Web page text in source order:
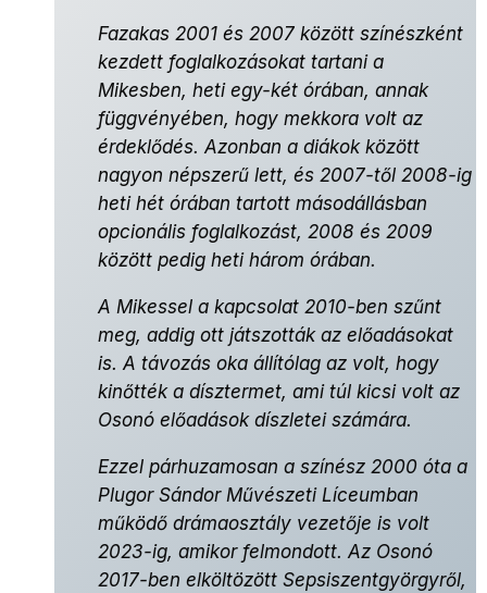
Fazakas 2001 és 2007 között színészként
kezdett foglalkozásokat tartani a
Mikesben, heti egy-két órában, annak
függvényében, hogy mekkora volt az
érdeklődés. Azonban a diákok között
nagyon népszerű lett, és 2007-től 2008-ig
heti hét órában tartott másodállásban
opcionális foglalkozást, 2008 és 2009
között pedig heti három órában.
A Mikessel a kapcsolat 2010-ben szűnt
meg, addig ott játszották az előadásokat
is. A távozás oka állítólag az volt, hogy
kinőtték a dísztermet, ami túl kicsi volt az
Osonó előadások díszletei számára.
Ezzel párhuzamosan a színész 2000 óta a
Plugor Sándor Művészeti Líceumban
működő drámaosztály vezetője is volt
2023-ig, amikor felmondott. Az Osonó
2017-ben elköltözött Sepsiszentgyörgyről,